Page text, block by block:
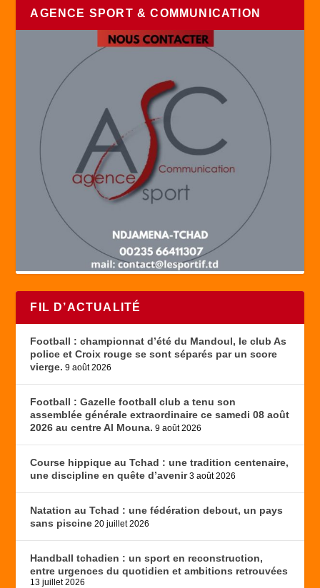
AGENCE SPORT & COMMUNICATION
FIL D’ACTUALITÉ
Football : championnat d’été du Mandoul, le club As
police et Croix rouge se sont séparés par un score
vierge. 9 août 2026
Football : Gazelle football club a tenu son
assemblée générale extraordinaire ce samedi 08 août
2026 au centre Al Mouna. 9 août 2026
Course hippique au Tchad : une tradition centenaire,
une discipline en quête d’avenir 3 août 2026
Natation au Tchad : une fédération debout, un pays
sans piscine 20 juillet 2026
Handball tchadien : un sport en reconstruction,
entre urgences du quotidien et ambitions retrouvées
13 juillet 2026